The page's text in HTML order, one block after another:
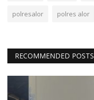
polresalor polres alor
RECOMMENDED POSTS